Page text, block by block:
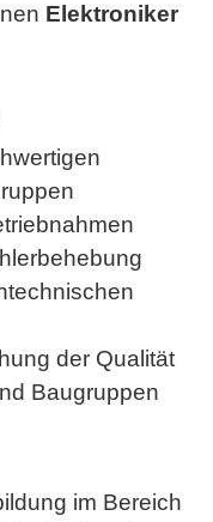
Elektroniker
der Qualität
Baugruppen
im Bereich